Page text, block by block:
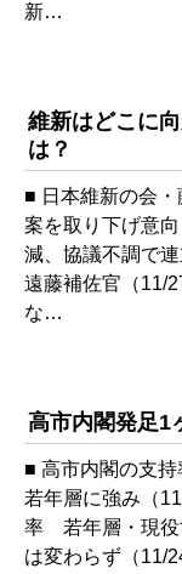
新…
維新はどこに
は？
■ 日本維新の会
案を取り下げ意
減、協議不調で
遠藤補佐官（11/
な…
高市内閣発足1
■ 高市内閣の支
若年層に強み（
率 若年層・現役
は変わらず（11/